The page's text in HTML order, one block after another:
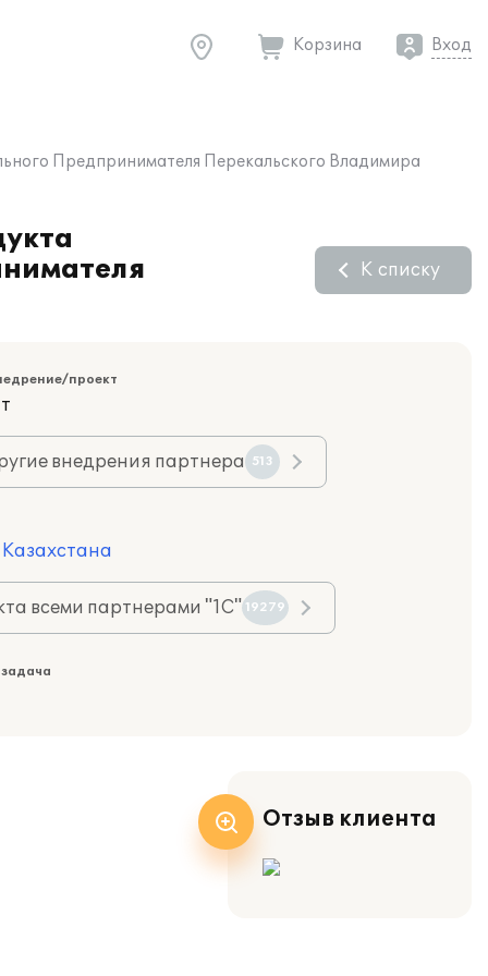
Корзина Вход
Предпринимателя Перекальского Владимира
К списку
проект
внедрения партнера 513
Казахстана
всеми партнерами "1С" 19279
Отзыв клиента